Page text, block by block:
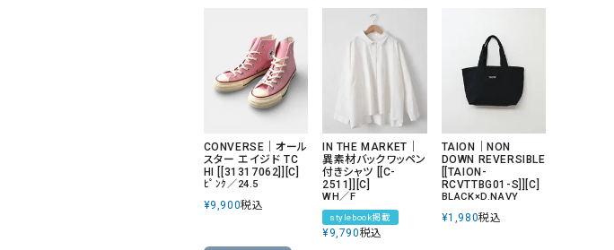
FLAVOR TEE（フレーバーティー）
GO TO HOLLYWOOD（ゴートゥーハリウ
ッド）
THIRTY（サーティ）
G-STAR RAW（ジースターロウ） tumugu:（ツムグ）
GOOD SPEED（グッドスピード）
GAIMO（ガイモ）
UNIVERSAL OVERALL（
オーバーオール）
GRAMICCI（グラミチ）
CONVERSE｜オール
スター エイジド TC
HI [[31317062]][C]
ﾋﾟﾝｸ／24.5
¥9,900税込
IN THE MARKET｜
異素材バックワッペン
付きシャツ [[C-
2511]][C]
WH／F
stylebook掲載
¥9,790税込
TAION｜NON
DOWN REVERSIBLE
[[TAION-
RCVTTBG01-S]][C]
BLACK×D.NAVY
¥1,980税込